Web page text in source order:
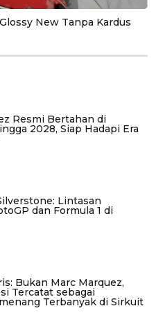
New Tanpa Kardus
Resmi Bertahan di
2028, Siap Hadapi Era
Lintasan
dan Formula 1 di
Bukan Marc Marquez,
Tercatat sebagai
Terbanyak di Sirkuit